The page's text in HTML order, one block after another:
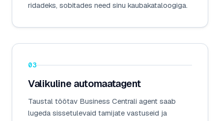
ridadeks, sobitades need sinu kaubakataloogiga.
03
Valikuline automaatagent
Taustal töötav Business Centrali agent saab
lugeda sissetulevaid tarnijate vastuseid ja